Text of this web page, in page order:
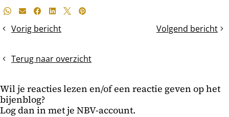
Deel
bericht
Whatsapp
E-mailFacebook
LinkedIn
X Pinterest
Vorig bericht
het
in
Volgend bericht
Jonge
mooie
Terug naar overzicht
Wil je reacties lezen en/of een reactie geven op het
bijenblog?
Log dan in met je NBV-account.